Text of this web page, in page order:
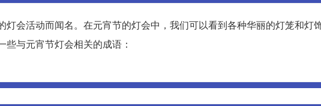
会活动而闻名。在元宵节的灯会中，我们可以看到各种华丽的灯笼和灯
与元宵节灯会相关的成语：